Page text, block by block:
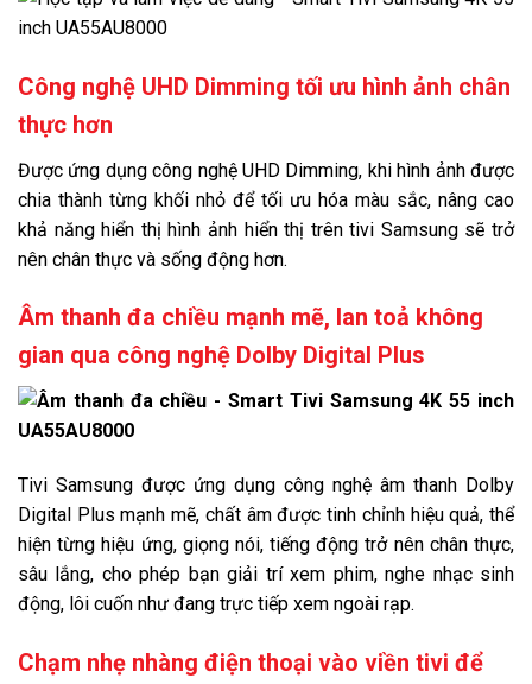
Công nghệ UHD Dimming tối ưu hình ảnh chân
thực hơn
Được ứng dụng công nghệ UHD Dimming, khi hình ảnh được
chia thành từng khối nhỏ để tối ưu hóa màu sắc, nâng cao
khả năng hiển thị hình ảnh hiển thị trên tivi Samsung sẽ trở
nên chân thực và sống động hơn.
Âm thanh đa chiều mạnh mẽ, lan toả không
gian qua công nghệ Dolby Digital Plus
Tivi Samsung được ứng dụng công nghệ âm thanh Dolby
Digital Plus mạnh mẽ, chất âm được tinh chỉnh hiệu quả, thể
hiện từng hiệu ứng, giọng nói, tiếng động trở nên chân thực,
sâu lắng, cho phép bạn giải trí xem phim, nghe nhạc sinh
động, lôi cuốn như đang trực tiếp xem ngoài rạp.
Chạm nhẹ nhàng điện thoại vào viền tivi để